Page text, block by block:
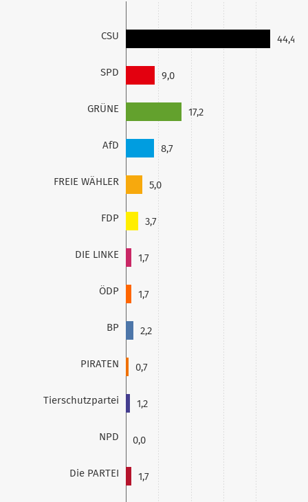
CSU
SPD
GRÜNE
AfD
FREIE WÄHLER
FDP
DIE LINKE
ÖDP
BP
PIRATEN
Tierschutzpartei
NPD
Die PARTEI
44,4
9,0
17,2
8,7
5,0
3,7
1,7
1,7
2,2
0,7
1,2
0,0
1,7